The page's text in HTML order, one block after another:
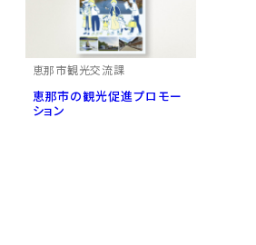
恵那市観光交流課
恵那市の観光促進プロモー
ション